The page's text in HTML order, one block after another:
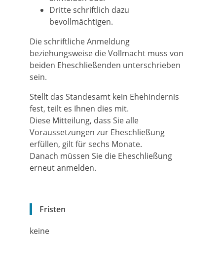
Dritte schriftlich dazu
bevollmächtigen.
Die schriftliche Anmeldung
beziehungsweise die Vollmacht muss von
beiden Eheschließenden unterschrieben
sein.
Stellt das Standesamt kein Ehehindernis
fest, teilt es Ihnen dies mit.
Diese Mitteilung, dass Sie alle
Voraussetzungen zur Eheschließung
erfüllen, gilt für sechs Monate.
Danach müssen Sie die Eheschließung
erneut anmelden.
Fristen
keine